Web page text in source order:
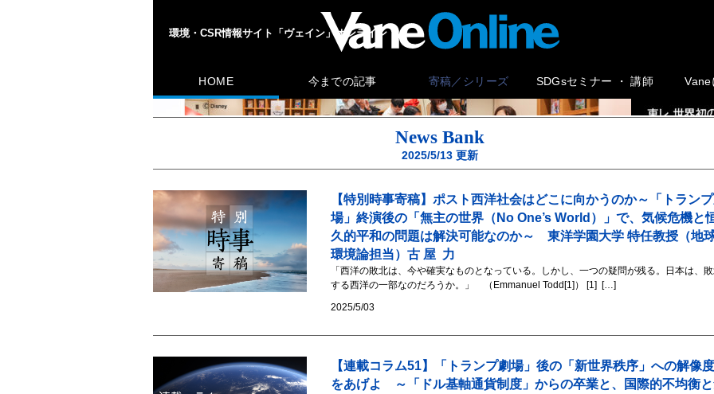
News Bank
2025/5/13更新
【特別時事寄稿】ポスト西洋社会はどこに向かうのか～「トランプ
場」終演後の「無主の世界（No One’s World）」で、気候危機と
久的平和の問題は解決可能なのか～ 東洋学園大学 特任教授（地
環境論担当）古 屋 力
「西洋の敗北は、今や確実なものとなっている。しかし、一つの疑問が残る。日本は、
する西洋の一部なのだろうか。」 （Emmanuel Todd[1]） [1] […]
2025/5/03
【連載コラム51】「トランプ劇場」後の「新世界秩序」への解像度
をあげよ ～「ドル基軸通貨制度」からの卒業と、国際的不均衡